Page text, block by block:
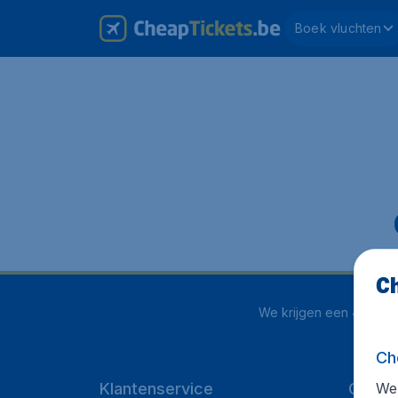
Boek vluchten
We krijgen een 4.1 uit 5
Klantenservice